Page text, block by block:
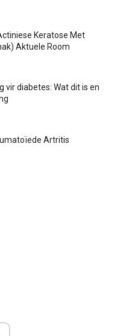
Keratose Met
Aktuele Room
vir diabetes: Wat dit is en
Artritis